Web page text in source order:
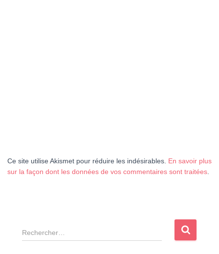
Ce site utilise Akismet pour réduire les indésirables. En savoir plus
sur la façon dont les données de vos commentaires sont traitées
R
e